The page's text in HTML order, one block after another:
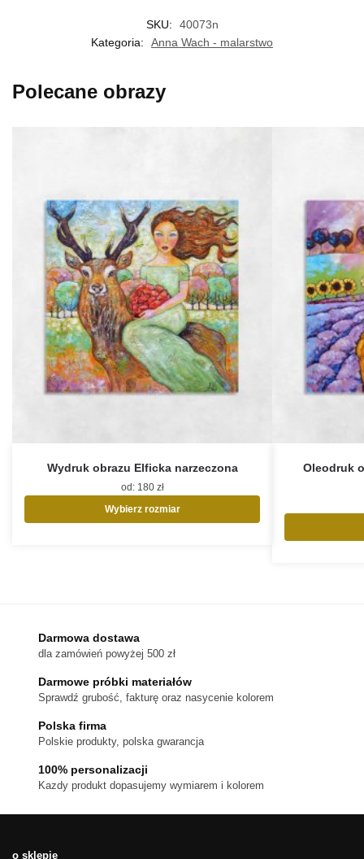
SKU:
40073n
Kategoria:
Anna Wach - malarstwo
Polecane obrazy
Wydruk obrazu Elficka narzeczona
od: 180 zł
Wybierz rozmiar
na
produktu
Oleodruk
Darmowa dostawa
dla zamówień powyżej 500 zł
Darmowe próbki materiałów
Sprawdź grubość, fakturę oraz nasycenie kolorem
Polska firma
Polskie produkty, polska gwarancja
100% personalizacji
Kazdy produkt dopasujemy wymiarem i kolorem
o sklepie